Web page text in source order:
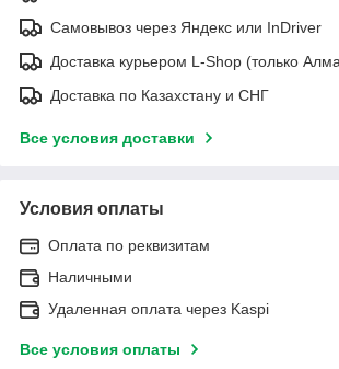
Самовывоз через Яндекс или InDriver
Доставка курьером L-Shop (только
Доставка по Казахстану и СНГ
Все условия доставки
Условия оплаты
Оплата по реквизитам
Наличными
Удаленная оплата через Kaspi
Все условия оплаты